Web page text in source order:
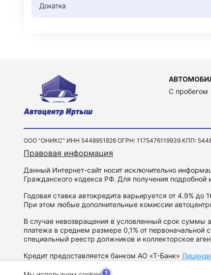
Докатка
C пробегом
ООО "ОНИКС" ИНН 5448951826 ОГРН: 1175476119939 КПП:
Правовая информация
Данный Интернет-сайт носит исключительно
Гражданского кодекса РФ. Для получения
Годовая ставка автокредита варьируется от 4.9%
При этом любые дополнительные комиссии
В случае невозвращения в условленный срок суммы
платежа в среднем размере 0,1% от
специальный реестр должников и коллекторское
Кредит предоставляется банком АО «Т-Банк»
Политика в отношении обработки персональных данных